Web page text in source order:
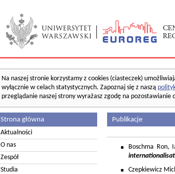
Na naszej stronie korzystamy z cookies (ciasteczek)
wyłącznie w celach statystycznych. Zapoznaj się z naszą
przeglądanie naszej strony wyrażasz zgodę na
Strona główna
Aktualności
O nas
Zespół
Studia
Publikacje
Boschma Ron,
Czepkiewicz